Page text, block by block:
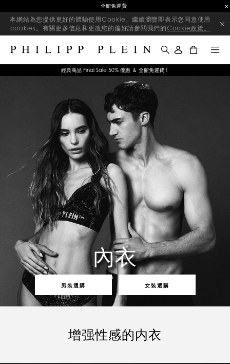
Final Sale｜精選商品獨家優惠｜即將結束
本網站為您提供更好的體驗使用Cookie。繼續瀏覽即表示您同意使用
cookies。有關更多信息和更改您的偏好請參閱我們的Cookie政策。
經典商品 Final Sale 50% 優惠 ＆ 全館免運費！
內衣
男裝選購 女裝選購
增强性感的内衣